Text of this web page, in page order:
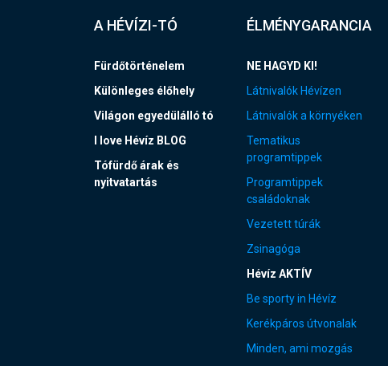
A HÉVÍZI-TÓ
Fürdőtörténelem
Különleges élőhely
Világon egyedülálló tó
I love Hévíz BLOG
Tófürdő árak és
nyitvatartás
ÉLMÉNYGARANCIA
NE HAGYD KI!
Látnivalók Hévízen
Látnivalók a környéken
Tematikus
programtippek
Programtippek
családoknak
Vezetett túrák
Zsinagóga
Hévíz AKTÍV
Be sporty in Hévíz
Kerékpáros útvonalak
Minden, ami mozgás